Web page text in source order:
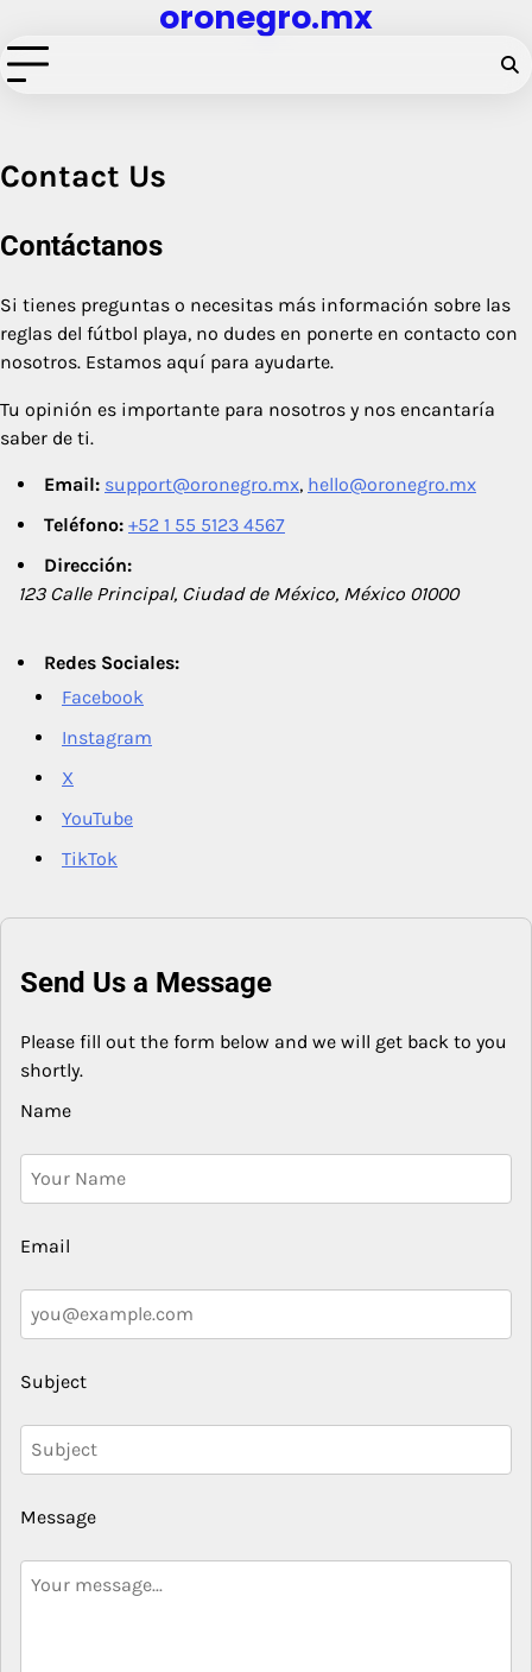
to
content
oronegro.mx
Contact Us
Contáctanos
Si tienes preguntas o necesitas más información sobre las
reglas del fútbol playa, no dudes en ponerte en contacto con
nosotros. Estamos aquí para ayudarte.
Tu opinión es importante para nosotros y nos encantaría
saber de ti.
Email: support@oronegro.mx, hello@oronegro.mx
Teléfono: +52 1 55 5123 4567
Dirección:
123 Calle Principal, Ciudad de México, México 01000
Redes Sociales:
Facebook
Instagram
X
YouTube
TikTok
Send Us a Message
Please fill out the form below and we will get back to you
shortly.
Name
Email
Subject
Message